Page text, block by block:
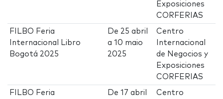
Exposiciones
CORFERIAS
FILBO Feria
Internacional Libro
Bogotá 2025
De 25 abril
a10 maio
2025
Centro
Internacional
de Negocios y
Exposiciones
CORFERIAS
FILBO Feria
De17 abril
Centro